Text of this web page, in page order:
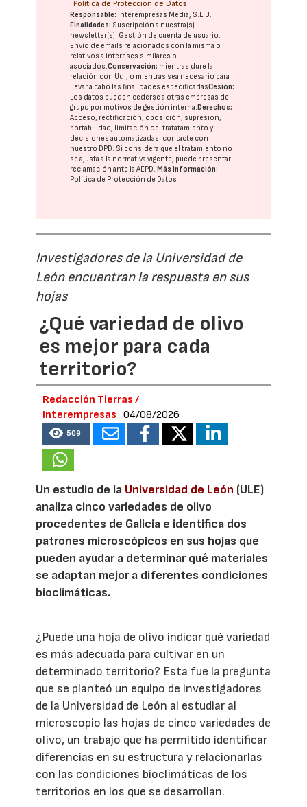
Política de Protección de Datos
Responsable: Interempresas Media, S.L.U.
Finalidades: Suscripción a nuestra(s)
newsletter(s). Gestión de cuenta de usuario.
Envío de emails relacionados con la misma o
relativos a intereses similares o
asociados.Conservación: mientras dure la
relación con Ud., o mientras sea necesario para
llevar a cabo las finalidades especificadasCesión:
Los datos pueden cederse a otras empresas del
grupo por motivos de gestión interna.Derechos:
Acceso, rectificación, oposición, supresión,
portabilidad, limitación del tratatamiento y
decisiones automatizadas: contacte con
nuestro DPD. Si considera que el tratamiento no
se ajusta a la normativa vigente, puede presentar
reclamación ante laAEPD.Más información:
Política de Protección de Datos
Investigadores de la Universidad de
León encuentran la respuesta en sus
hojas
¿Qué variedad de olivo
es mejor para cada
territorio?
Redacción Tierras /
Interempresas
04/08/2026
509
Un estudio de la Universidad de León (ULE)
analiza cinco variedades de olivo
procedentes de Galicia e identifica dos
patrones microscópicos en sus hojas que
pueden ayudar a determinar qué materiales
se adaptan mejor a diferentes condiciones
bioclimáticas.
¿Puede una hoja de olivo indicar qué variedad
es más adecuada para cultivar en un
determinado territorio? Esta fue la pregunta
que se planteó un equipo de investigadores
de la Universidad de León al estudiar al
microscopio las hojas de cinco variedades de
olivo, un trabajo que ha permitido identificar
diferencias en su estructura y relacionarlas
con las condiciones bioclimáticas de los
territorios en los que se desarrollan.